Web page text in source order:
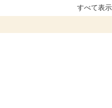
すべて表示